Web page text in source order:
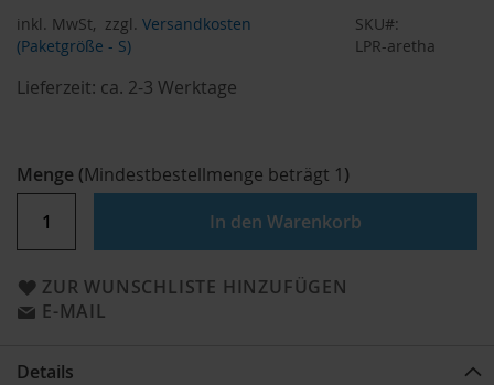
inkl. MwSt, zzgl. Versandkosten
(Paketgröße - S)
SKU
LPR-aretha
Lieferzeit: ca. 2-3 Werktage
Menge (Mindestbestellmenge beträgt 1)
In den Warenkorb
ZUR WUNSCHLISTE HINZUFÜGEN
E-MAIL
Details